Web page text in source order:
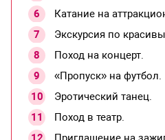
Катание на
Экскурсия по
Поход на концерт.
«Пропуск» на футбол.
Эротический танец.
Поход в театр.